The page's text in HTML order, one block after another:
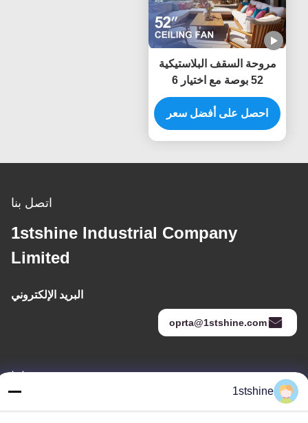
مروحة السقف البلاستيكية
52 بوصة مع اختيار 6
سرعات والتحكم عن بعد
الذكي لمصدر الطاقة
المستمرة
احصل على أفضل سعر
اتصل بنا
1stshine Industrial Company
Limited
البريد الإلكتروني
oprta@1stshine.com
عنواننا
العنوان
1stshine